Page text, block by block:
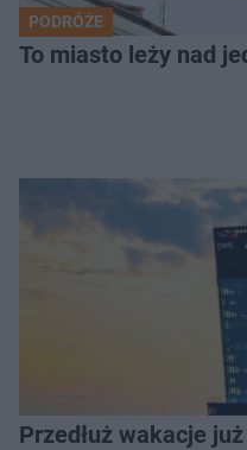
PODRÓŻE
To miasto leży nad
Przedłuż wakacje